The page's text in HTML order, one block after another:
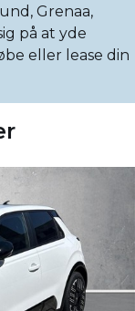
Grenaa,
på at yde
eller lease din